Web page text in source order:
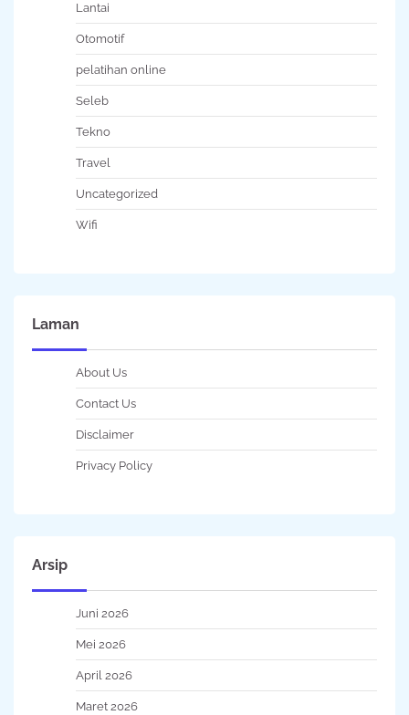
Lantai
Otomotif
pelatihan online
Seleb
Tekno
Travel
Uncategorized
Wifi
Laman
About Us
Contact Us
Disclaimer
Privacy Policy
Arsip
Juni 2026
Mei 2026
April 2026
Maret 2026